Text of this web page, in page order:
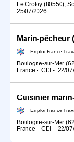
Le Crotoy (80550),
25/07/2026
Marin-pêcheur
Emploi France
Boulogne-sur-Mer
France - CDI - 22/
Cuisinier
Emploi France
Boulogne-sur-Mer
France - CDI - 22/